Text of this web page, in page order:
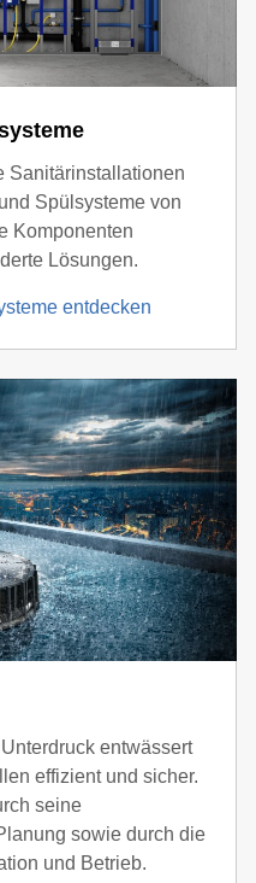
Sanitärinstallationen
Spülsysteme von
Komponenten
Lösungen.
entdecken
entwässert
effizient und sicher.
seine
sowie durch die
und Betrieb.